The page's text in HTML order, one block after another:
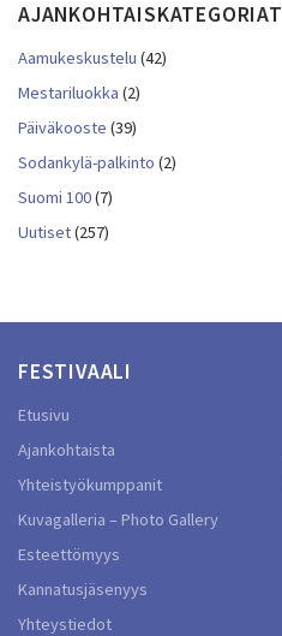
AJANKOHTAISKATEGORIAT
Aamukeskustelu (42)
Mestariluokka (2)
Päiväkooste (39)
Sodankylä-palkinto (2)
Suomi 100(7)
Uutiset(257)
FESTIVAALI
Etusivu
Ajankohtaista
Yhteistyökumppanit
Kuvagalleria – Photo Gallery
Esteettömyys
Kannatusjäsenyys
Yhteystiedot